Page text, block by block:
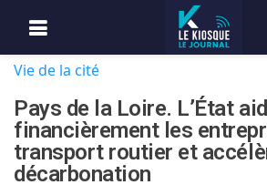
Vie de la cité
Pays de la Loire. L’État
financièrement les
transport routier et
décarbonation